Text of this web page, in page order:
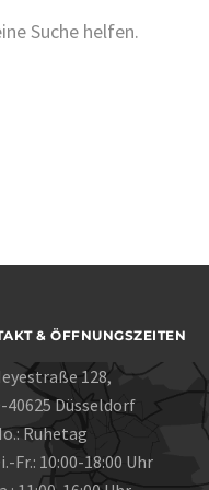
Suche helfen.
& ÖFFNUNGSZEITEN
128,
40625 Düsseldorf
Ruhetag
Fr.: 10:00-18:00 Uhr